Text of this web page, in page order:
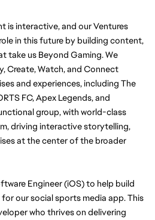
is interactive, and our Ventures
in this future by building content,
take us Beyond Gaming. We
Create, Watch, and Connect
and experiences, including The
FC, Apex Legends, and
group, with world-class
driving interactive storytelling,
at the center of the broader
Engineer (iOS) to help build
our social sports media app. This
who thrives on delivering